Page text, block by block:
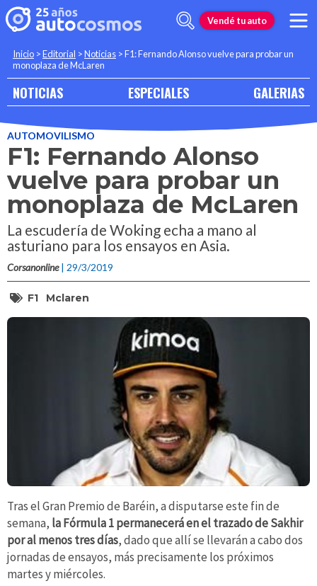
Vendé tu auto
Inicio >Editorial >Noticias >F1: Fernando Alonso vuelve para probar un
monoplaza de McLaren
NOTICIAS ESPECIALES GALERIAS
AUTOMOVILISMO
F1: Fernando Alonso
vuelve para probar un
monoplaza de McLaren
La escudería de Woking echa a mano al
asturiano para los ensayos en Asia.
Corsanonline | 29/3/2019
F1 Mclaren
Tras el Gran Premio de Baréin, a disputarse este fin de
semana, la Fórmula 1 permanecerá en el trazado de Sakhir
por al menos tres días, dado que allí se llevarán a cabo dos
jornadas de ensayos, más precisamente los próximos
martes y miércoles.